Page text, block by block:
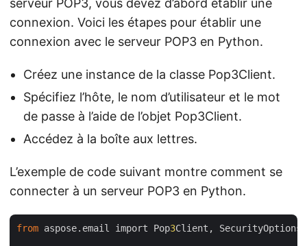
serveur POP3, vous devez d’abord établir une
connexion. Voici les étapes pour établir une
connexion avec le serveur POP3 en Python.
Créez une instance de la classe Pop3Client.
Spécifiez l’hôte, le nom d’utilisateur et le mot
de passe à l’aide de l’objet Pop3Client.
Accédez à la boîte aux lettres.
L’exemple de code suivant montre comment se
connecter à un serveur POP3 en Python.
from aspose.email import Pop3Client, SecurityOptions